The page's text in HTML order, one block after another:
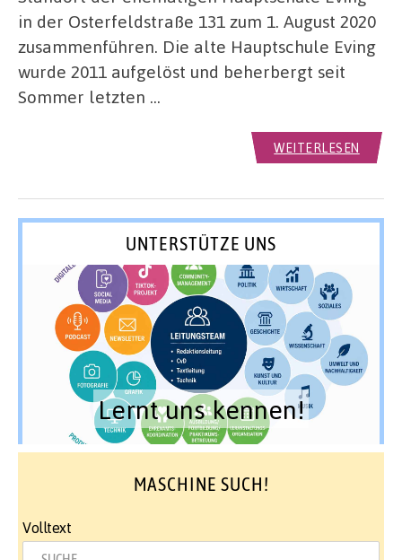
in der Osterfeldstraße 131 zum 1. August 2020
zusammenführen. Die alte Hauptschule Eving
wurde 2011 aufgelöst und beherbergt seit
Sommer letzten …
WEITERLESEN
UNTERSTÜTZE UNS
Lernt uns kennen!
MASCHINE SUCH!
Volltext